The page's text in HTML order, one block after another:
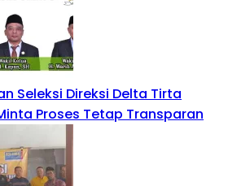
Seleksi Direksi Delta Tirta
Proses Tetap Transparan